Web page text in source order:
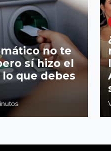
no te
sí hizo el
lo que debes